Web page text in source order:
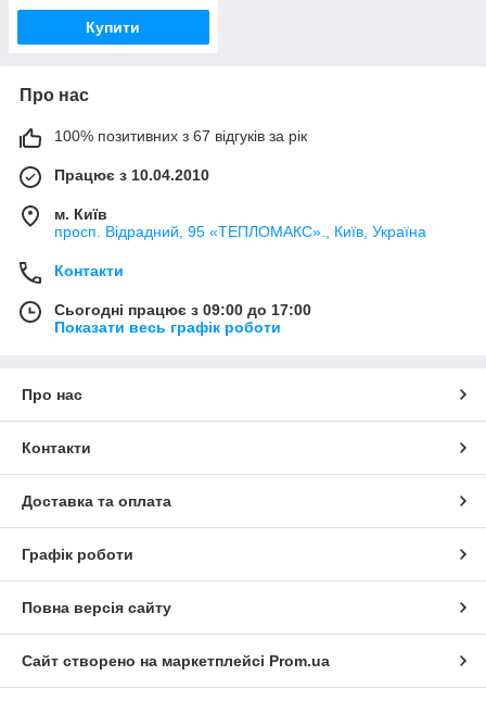
Купити
Про нас
100% позитивних з 67 відгуків за рік
Працює з 10.04.2010
м. Київ
просп. Відрадний, 95 «ТЕПЛОМАКС»., Київ, Україна
Контакти
Сьогодні працює з 09:00 до 17:00
Показати весь графік роботи
Про нас
Контакти
Доставка та оплата
Графік роботи
Повна версія сайту
Сайт створено на маркетплейсі Prom.ua